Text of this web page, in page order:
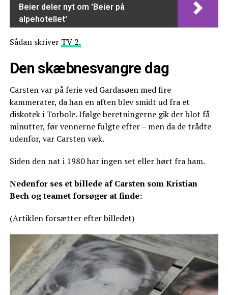
Beier deler nyt om 'Beier på
alpehotellet'
Sådan skriver TV 2.
Den skæbnesvangre dag
Carsten var på ferie ved Gardasøen med fire
kammerater, da han en aften blev smidt ud fra et
diskotek i Torbole. Ifølge beretningerne gik der blot få
minutter, før vennerne fulgte efter – men da de trådte
udenfor, var Carsten væk.
Siden den nat i 1980 har ingen set eller hørt fra ham.
Nedenfor ses et billede af Carsten som Kristian
Bech og teamet forsøger at finde:
(Artiklen forsætter efter billedet)